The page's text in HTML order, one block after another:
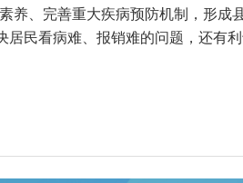
养、完善重大疾病预防机制，形成
居民看病难、报销难的问题，还有